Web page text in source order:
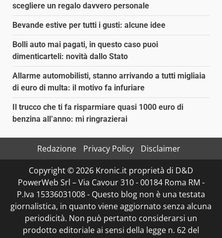
scegliere un regalo davvero personale
Bevande estive per tutti i gusti: alcune idee
Bolli auto mai pagati, in questo caso puoi
dimenticarteli: novità dallo Stato
Allarme automobilisti, stanno arrivando a tutti migliaia
di euro di multa: il motivo fa infuriare
Il trucco che ti fa risparmiare quasi 1000 euro di
benzina all’anno: mi ringrazierai
Redazione Privacy Policy
Disclaimer
Copyright © 2026 Kronic.it proprietà di D&D
PowerWeb Srl – Via Cavour 310 - 00184 Roma RM -
P.Iva 15336031008 - Questo blog non è una testata
giornalistica, in quanto viene aggiornato senza alcuna
periodicità. Non può pertanto considerarsi un
prodotto editoriale ai sensi della legge n. 62 del